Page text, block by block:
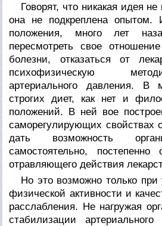
Говорят, что никакая идея
она не подкреплена опытом.
положения, много лет
пересмотреть свое
болезни, отказаться от
психофизическую
артериального давления. В
строгих диет, как нет и
положений. В ней вое
саморегулирующих свойствах
дать возможность
самостоятельно,
отравляющего действия
Но это возможно только при
физической активности и
расслабления. Не нагружая
стабилизации